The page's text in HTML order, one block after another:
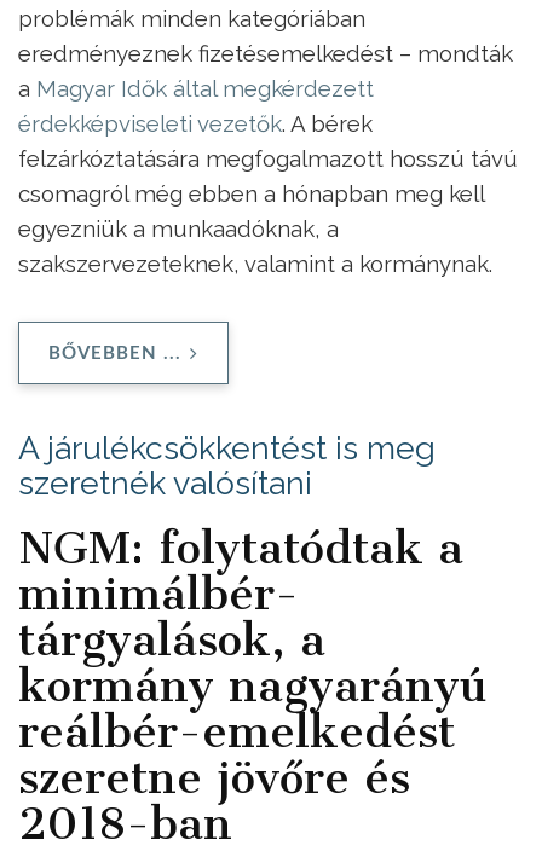
problémák minden kategóriában
eredményeznek fizetésemelkedést – mondták
a Magyar Idők által megkérdezett
érdekképviseleti vezetők. A bérek
felzárkóztatására megfogalmazott hosszú távú
csomagról még ebben a hónapban meg kell
egyezniük a munkaadóknak, a
szakszervezeteknek, valamint a kormánynak.
BŐVEBBEN ...
A járulékcsökkentést is meg
szeretnék valósítani
NGM: folytatódtak a
minimálbér-
tárgyalások, a
kormány nagyarányú
reálbér-emelkedést
szeretne jövőre és
2018-ban